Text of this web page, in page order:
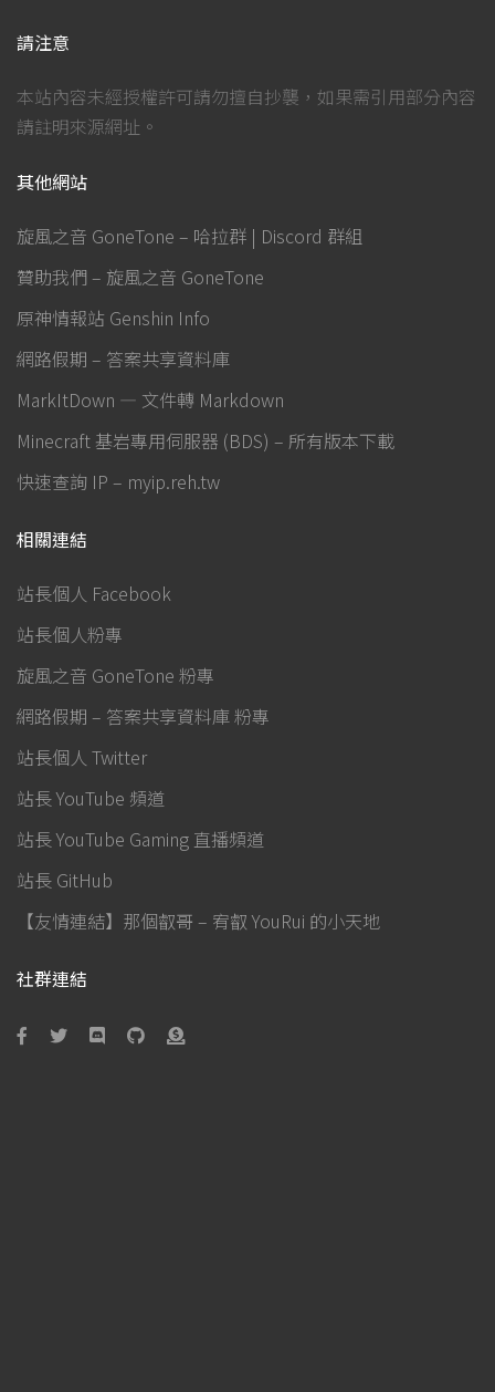
請注意
本站內容未經授權許可請勿擅自抄襲，如果需引用部分內容
請註明來源網址。
其他網站
旋風之音 GoneTone – 哈拉群 | Discord 群組
贊助我們 – 旋風之音 GoneTone
原神情報站 Genshin Info
網路假期 – 答案共享資料庫
MarkItDown — 文件轉 Markdown
Minecraft 基岩專用伺服器 (BDS) – 所有版本下載
快速查詢 IP – myip.reh.tw
相關連結
站長個人 Facebook
站長個人粉專
旋風之音 GoneTone 粉專
網路假期 – 答案共享資料庫 粉專
站長個人 Twitter
站長 YouTube 頻道
站長 YouTube Gaming 直播頻道
站長 GitHub
【友情連結】那個叡哥 – 宥叡 YouRui 的小天地
社群連結